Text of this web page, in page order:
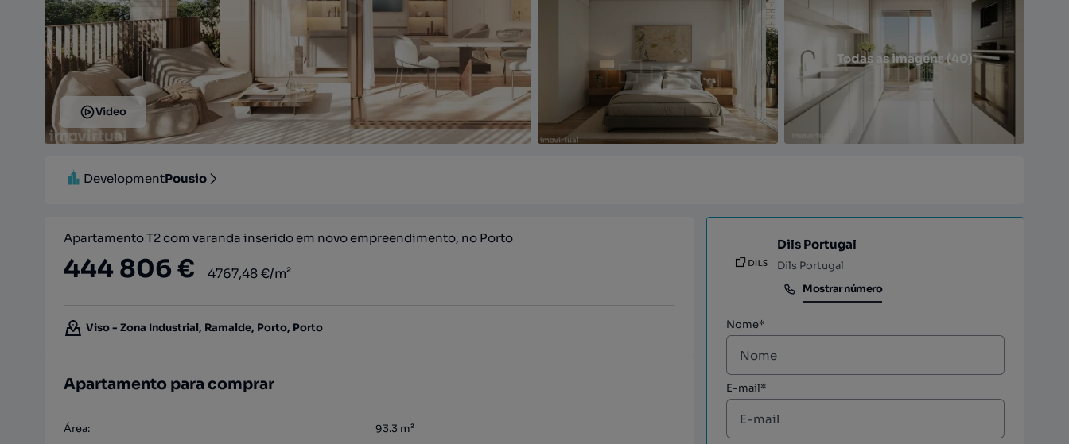
Todas as imagens (40)
DevelopmentPousio
Video
Apartamento T2 com varanda inserido em novo empreendimento, no Porto
444 806 € 4767,48 €/m²
Viso - Zona Industrial, Ramalde, Porto, Porto
Apartamento para comprar
Área: 93.3 m²
Dils Portugal
Dils Portugal
Mostrar número
Mostrar número
Nome*
E-mail*